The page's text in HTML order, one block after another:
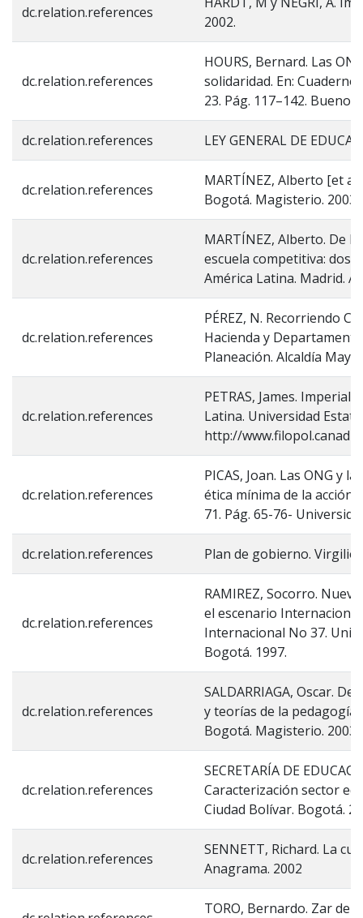
dc.relation.references
2002.
dc.relation.references
HOURS, Bernard. Las
solidaridad. En:
23. Pág. 117–142. Buenos
dc.relation.references LEY GENERAL DE
dc.relation.references
MARTÍNEZ, Alberto [et
Bogotá. Magisterio. 2003.
dc.relation.references
MARTÍNEZ, Alberto. De
escuela competitiva: dos
América Latina. Madrid.
dc.relation.references
PÉREZ, N. Recorriendo
Hacienda y
Planeación. Alcaldía
dc.relation.references
PETRAS, James.
Latina. Universidad
http://
dc.relation.references
PICAS, Joan. Las ONG y
ética mínima de la acción
71. Pág. 65-76-
dc.relation.references Plan de gobierno. Virgilio
dc.relation.references
RAMIREZ, Socorro.
el escenario
Internacional No 37.
Bogotá. 1997.
dc.relation.references
SALDARRIAGA, Oscar.
y teorías de la pedagogía
Bogotá. Magisterio. 2003.
dc.relation.references
SECRETARÍA DE
Caracterización sector
Ciudad Bolívar. Bogotá.
dc.relation.references
SENNETT, Richard. La
Anagrama. 2002
TORO, Bernardo. Zar de